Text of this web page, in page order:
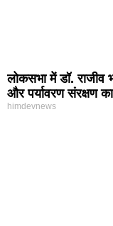
लोकसभा में डॉ. राजीव
और पर्यावरण संरक्षण का
himdevnews